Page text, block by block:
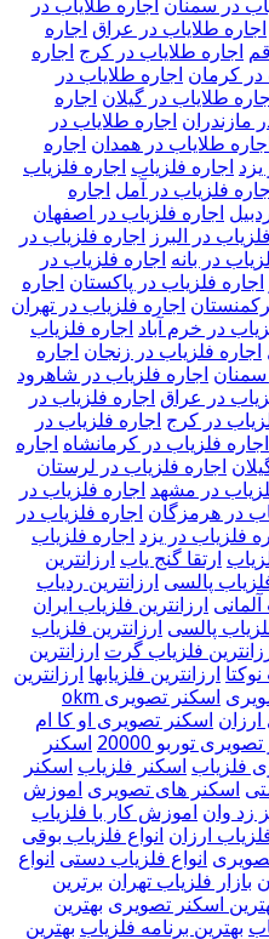
در سمنان اجاره طلایاب در
اجاره طلایاب در عراق اجاره
اجاره طلایاب در کرج اجاره
در کرمان اجاره طلایاب در
اجاره طلایاب در گیلان اجاره
مازندران اجاره طلایاب در
اجاره طلایاب در همدان اجاره
اجاره فلزیاب اجاره فلزیاب
اجاره فلزیاب در آمل اجاره
اجاره فلزیاب در اصفهان
در البرز
اجاره فلزیاب در
در بانه اجاره فلزیاب در
اجاره فلزیاب در پاکستان اجاره
اجاره فلزیاب در تهران
در خرم آباد اجاره فلزیاب
اجاره فلزیاب در زنجان اجاره
سمنان اجاره فلزیاب در شاهرود
در عراق اجاره فلزیاب در
در کرج اجاره فلزیاب در
اجاره فلزیاب در کرمانشاه اجاره
اجاره فلزیاب در لرستان
در مشهد اجاره فلزیاب در
در هرمزگان اجاره فلزیاب در
فلزیاب در یزد اجاره فلزیاب
ارتقا گنج یاب ارزانترین
پالسی ارزانترین ردیاب
آلمانی ارزانترین فلزیاب ایران
پالسی ارزانترین فلزیاب
فلزیاب گرت ارزانترین
ارزانترین فلزیابها ارزانترین
اسکنر تصویری okm
اسکنر تصویری او کا ام
توربو 20000
اسکنر
فلزیاب اسکنر فلزیاب اسکنر
اسکنر های تصویری اموزش
زد وان اموزش کار با فلزیاب
فلزیاب ارزان انواع فلزیاب بوقی
انواع فلزیاب دستی انواع
بازار فلزیاب تهران برترین
اسکنر تصویری بهترین
بهترین برنامه فلزیاب بهترین